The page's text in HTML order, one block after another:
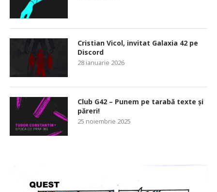
Cristian Vicol, invitat Galaxia 42 pe
Discord
28 ianuarie 2026
Club G42 – Punem pe tarabă texte și
păreri!
25 noiembrie 2025